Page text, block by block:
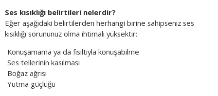
Ses kısıklığı belirtileri nelerdir?
Eğer aşağıdaki belirtilerden herhangi birine sahipseniz ses
kısıklığı sorununuz olma ihtimali yüksektir:
Konuşamama ya da fısıltıyla konuşabilme
Ses tellerinin kasılması
Boğaz ağrısı
Yutma güçlüğü